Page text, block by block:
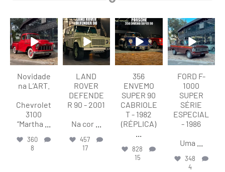
lart.br
Ago 8
Novidade
na L’ART.
Chevrolet
3100
“Martha
360
8
lart.br
Ago 8
LAND
ROVER
DEFENDE
R 90 - 2001
Na cor
457
17
lart.br
Ago 8
356
ENVEMO
SUPER 90
CABRIOLE
T - 1982
(RÉPLICA)
828
15
lart.br
Ago 7
FORD F-
1000
SUPER
SÉRIE
ESPECIAL
- 1986
Uma
348
4